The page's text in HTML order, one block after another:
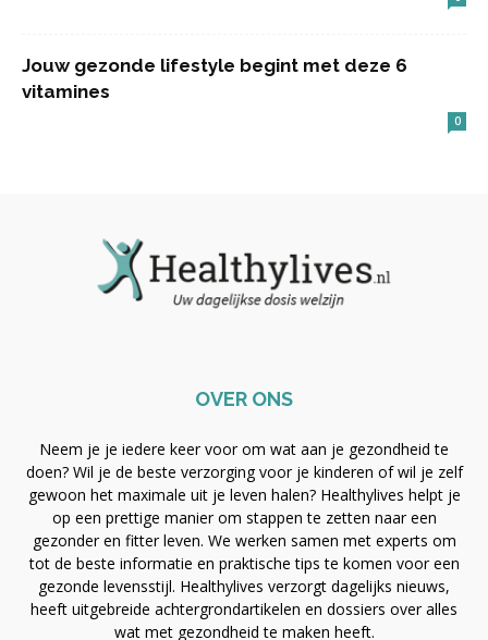
Jouw gezonde lifestyle begint met deze 6
vitamines
0
OVER ONS
Neem je je iedere keer voor om wat aan je gezondheid te
doen? Wil je de beste verzorging voor je kinderen of wil je zelf
gewoon het maximale uit je leven halen? Healthylives helpt je
op een prettige manier om stappen te zetten naar een
gezonder en fitter leven. We werken samen met experts om
tot de beste informatie en praktische tips te komen voor een
gezonde levensstijl. Healthylives verzorgt dagelijks nieuws,
heeft uitgebreide achtergrondartikelen en dossiers over alles
wat met gezondheid te maken heeft.